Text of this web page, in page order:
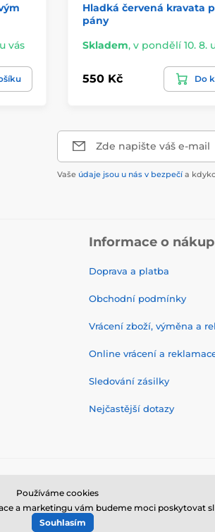
vás
Hladká červená kravata
pány
Skladem, v pondělí 10. 8.
550 Kč Do
Zde napište váš e-mail
Vaše údaje jsou u nás v bezpečí a
Informace o
Doprava a platba
Obchodní podmínky
Vrácení zboží, výměna a
Online vrácení a
Sledování zásilky
Nejčastější dotazy
⦁ E-shop vytvořila
Používáme cookies
a marketingu vám budeme moci poskytovat
Souhlasím